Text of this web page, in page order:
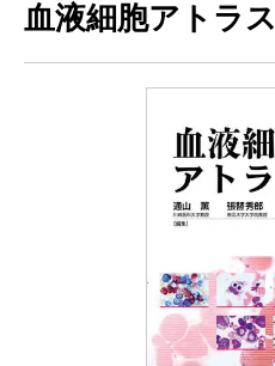
血液細胞アトラス